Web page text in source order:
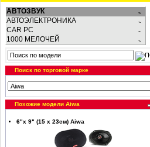
АВТОЗВУК
АВТОЭЛЕКТРОНИКА
CAR PC
1000 МЕЛОЧЕЙ
Поиск по торговой марке
Похожие модели Aiwa
6"х 9" (15 х 23см) Aiwa